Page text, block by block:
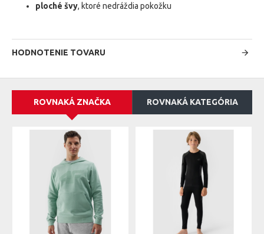
ploché švy, ktoré nedráždia pokožku
HODNOTENIE TOVARU
ROVNAKÁ ZNAČKA ROVNAKÁ KATEGÓRIA